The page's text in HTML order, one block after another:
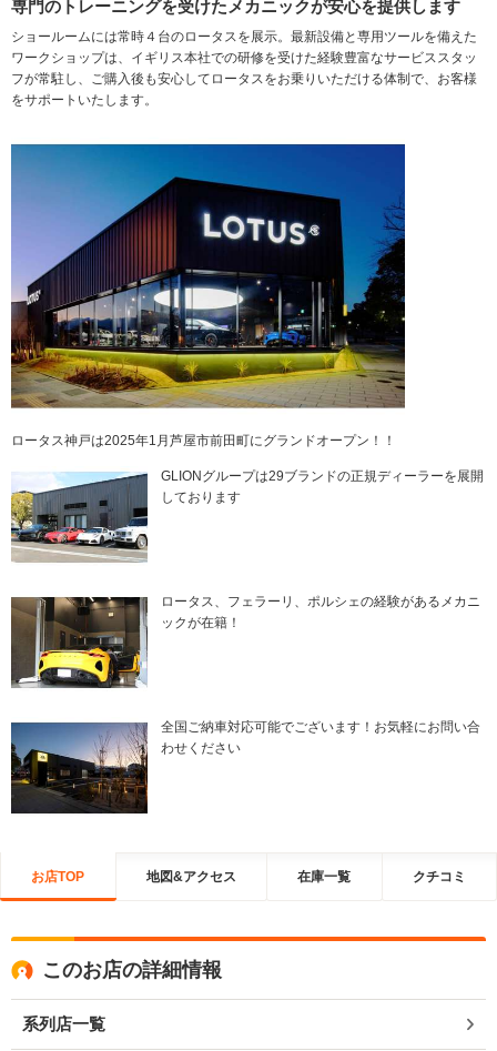
専門のトレーニングを受けたメカニックが安心を提供します
ショールームには常時４台のロータスを展示。最新設備と専用ツールを備えた
ワークショップは、イギリス本社での研修を受けた経験豊富なサービススタッ
フが常駐し、ご購入後も安心してロータスをお乗りいただける体制で、お客様
をサポートいたします。
ロータス神戸は2025年1月芦屋市前田町にグランドオープン！！
GLIONグループは29ブランドの正規ディーラーを展開
しております
ロータス、フェラーリ、ポルシェの経験があるメカニ
ックが在籍！
全国ご納車対応可能でございます！お気軽にお問い合
わせください
お店TOP 地図&アクセス 在庫一覧 クチコミ
このお店の詳細情報
系列店一覧